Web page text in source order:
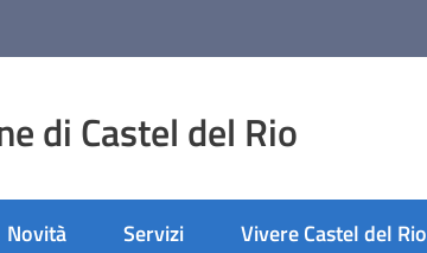
di Castel del Rio
Novità Servizi Vivere Castel del Rio